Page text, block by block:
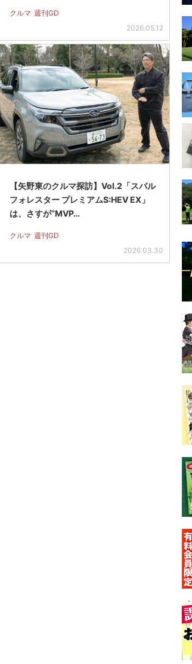
クルマ 週刊GD
2026.05.12
【矢野東のクルマ探訪】Vol.2「スバル
フォレスター プレミアムS:HEV EX」
は、さすが“MVP…
クルマ 週刊GD
2026.03.30